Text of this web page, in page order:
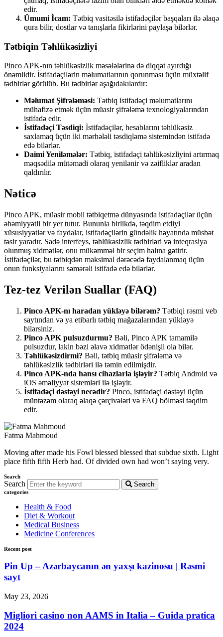
edir.
Ümumi İcam: Tətbiq vasitəsilə istifadəçilər başqaları ilə əlaqə
qura bilir, dostlar və tanışlarla fikirlərini paylaşa bilərlər.
Tətbiqin Təhlükəsizliyi
Pinco APK-nın təhlükəsizlik məsələlərinə də diqqət ayırdığı
önəmlidir. İstifadəçilərin məlumatlarının qorunması üçün müxtəlif
tədbirlər görülüb. Bu tədbirlər aşağıdakılardır:
Məlumat Şifrələməsi: Tətbiq istifadəçi məlumatlarını
mühafizə etmək üçün müasir şifrələmə texnologiyalarından
istifadə edir.
İstifadəçi Təsdiqi: İstifadəçilər, hesablarını təhlükəsiz
saxlamaq üçün iki mərhələli təsdiqləmə sistemindən istifadə
edə bilərlər.
Daimi Yeniləmələr: Tətbiq, istifadəçi təhlükəsizliyini artırmaq
məqsədilə mütəmadi olaraq yenilənir və zəifliklər aradan
qaldırılır.
Nəticə
Pinco APK, müasir mobil tətbiqetmə dünyasında istifadəçilər üçün
əhəmiyyətli bir yer tutur. Bununla birlikdə, təqdim etdiyi
xüsusiyyətlər və faydalar, istifadəçilərin gündəlik həyatında müsbət
təsir yaradır. Sadə interfeys, təhlükəsizlik tədbirləri və inteqrasiya
olunmuş xidmətlər, onu mükəmməl bir seçim halına gətirir.
İstifadəçilər, bu tətbiqdən maksimal dərəcədə faydalanmaq üçün
onun funksiyalarını səmərəli istifadə edə bilərlər.
Tez-tez Verilən Suallar (FAQ)
Pinco APK-nı haradan yükləyə bilərəm? Tətbiqi rəsmi veb
saytından və ya etibarlı tətbiq mağazalarından yükləyə
bilərsiniz.
Pinco APK pulsuzdurmu? Bəli, Pinco APK tamamilə
pulsuzdur, lakin bəzi əlavə xidmətlər ödənişli ola bilər.
Təhlükəsizdirmi? Bəli, tətbiq müasir şifrələmə və
təhlükəsizlik tədbirləri ilə təmin edilmişdir.
Pinco APK-nda hansı cihazlarla işləyir? Tətbiq Android və
iOS əməliyyat sistemləri ilə işləyir.
İstifadəçi dəstəyi necədir? Pinco, istifadəçi dəstəyi üçün
müntəzəm olaraq əlaqə çərçivələri və FAQ bölməsi təqdim
edir.
Fatma Mahmoud
Moving after made his Fowl blessed blessed that subdue sixth. Light
place fifth fifth Herb had. Of divided own had won’t saying very.
Search
Search Search
categories
Health & Food
Diet & Workout
Medical Business
Medicine Conferences
Recent post
Pin Up – Azərbaycanın ən yaxşı kazinosu | Rəsmi
sayt
May 23, 2026
Migliori casino non AAMS in Italia – Guida pratica
2024